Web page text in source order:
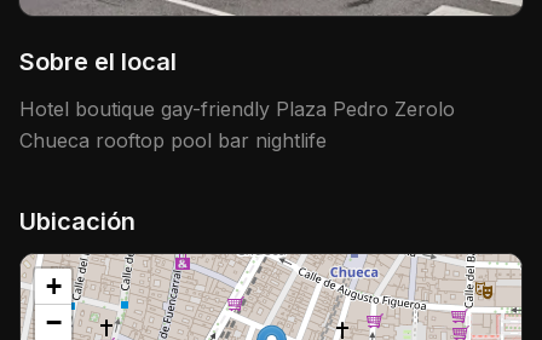
Sobre el local
Hotel boutique gay-friendly Plaza Pedro Zerolo
Chueca rooftop pool bar nightlife
Ubicación
+
−